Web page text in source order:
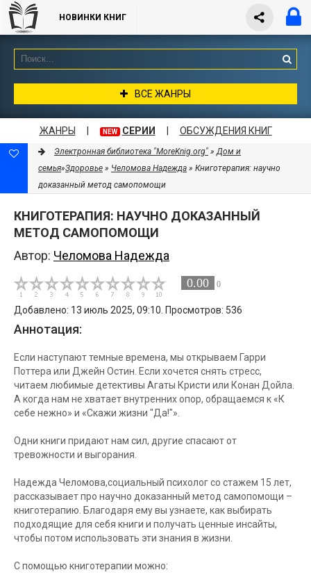
НОВИНКИ КНИГ
ВСЕ ЖАНРЫ
ЖАНРЫ NEW СЕРИИ ОБСУЖДЕНИЯ КНИГ
Электронная библиотека "MoreKnig.org" »Дом и
семья»Здоровье » Челомова Надежда » Книготерапия: научно
доказанный метод самопомощи
КНИГОТЕРАПИЯ: НАУЧНО ДОКАЗАННЫЙ
МЕТОД САМОПОМОЩИ
Автор: Челомова Надежда
0.00 0
Добавлено: 13 июль 2025, 09:10. Просмотров: 536
Аннотация:
Если наступают темные времена, мы открываем Гарри
Поттера или Джейн Остин. Если хочется снять стресс,
читаем любимые детективы Агаты Кристи или Конан Дойла.
А когда нам не хватает внутренних опор, обращаемся к «К
себе нежно» и «Скажи жизни "Да!"».
Одни книги придают нам сил, другие спасают от
тревожности и выгорания.
Надежда Челомова,социальный психолог со стажем 15 лет,
рассказывает про научно доказанный метод самопомощи –
книготерапию. Благодаря ему вы узнаете, как выбирать
подходящие для себя книги и получать ценные инсайты,
чтобы потом использовать эти знания в жизни.
С помощью книготерапии можно: